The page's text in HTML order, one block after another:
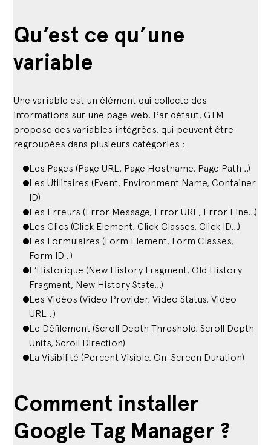
Qu’est ce qu’une
variable
Une variable est un élément qui collecte des
informations sur une page web. Par défaut, GTM
propose des variables intégrées, qui peuvent être
regroupées dans plusieurs catégories :
Les Pages (Page URL, Page Hostname, Page Path…)
Les Utilitaires (Event, Environment Name, Container
ID)
Les Erreurs (Error Message, Error URL, Error Line…)
Les Clics (Click Element, Click Classes, Click ID…)
Les Formulaires (Form Element, Form Classes,
Form ID…)
L’Historique (New History Fragment, Old History
Fragment, New History State…)
Les Vidéos (Video Provider, Video Status, Video
URL…)
Le Défilement (Scroll Depth Threshold, Scroll Depth
Units, Scroll Direction)
La Visibilité (Percent Visible, On-Screen Duration)
Comment installer
Google Tag Manager ?